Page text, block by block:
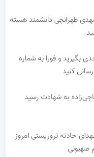
طهرانچی دانشمند هسته
بگیرید و فورا به شماره
به شهادت رسید
حادثه تروریستی امروز
صهیونی